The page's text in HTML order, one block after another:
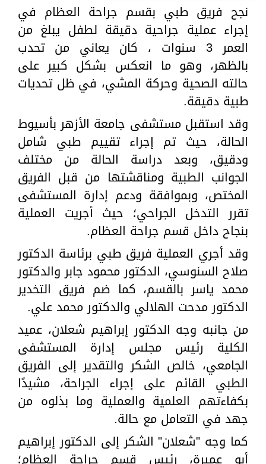
نجح فريق طبي بقسم جراحة العظام في
إجراء عملية جراحية دقيقة لطفل يبلغ من
العمر 3 سنوات ، كان يعاني من تحدب
بالظهر، وهو ما انعكس بشكل كبير على
حالته الصحية وحركة المشي، في ظل تحديات
طبية دقيقة.
وقد استقبل مستشفى جامعة الأزهر بأسيوط
الحالة، حيث تم إجراء تقييم طبي شامل
ودقيق، وبعد دراسة الحالة من مختلف
الجوانب الطبية ومناقشتها من قبل الفريق
المختص، وبموافقة ودعم إدارة المستشفى
تقرر التدخل الجراحي؛ حيث أجريت العملية
بنجاح داخل قسم جراحة العظام.
وقد أجري العملية فريق طبي برئاسة الدكتور
صلاح السنوسي، الدكتور محمود جابر والدكتور
محمد ياسر بالقسم، كما ضم فريق التخدير
الدكتور مدحت الهلالي والدكتور محمد علي.
من جانبه وجه الدكتور إبراهيم شعلان، عميد
الكلية رئيس مجلس إدارة المستشفى
الجامعي، خالص الشكر والتقدير إلى الفريق
الطبي القائم على إجراء الجراحة، مشيدًا
بكفاءتهم العلمية والعملية وما بذلوه من
جهد في التعامل مع حالة.
كما وجه "شعلان" الشكر إلى الدكتور إبراهيم
أبو عميرة، رئيس قسم جراحة العظام؛